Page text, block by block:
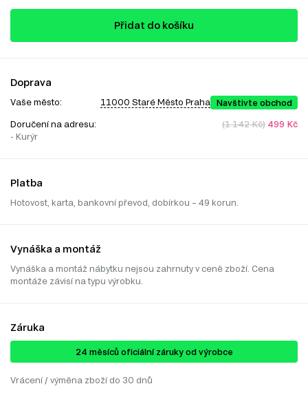
Přidat do košíku
Doprava
Vaše město: 11000 Staré Město Praha Navštivte obchod
Doručení na adresu:
- Kurýr
(1 142 Kč) 499 Kč
Platba
Hotovost, karta, bankovní převod, dobírkou – 49 korun.
Vynáška a montáž
Vynáška a montáž nábytku nejsou zahrnuty v ceně zboží. Cena
montáže závisí na typu výrobku.
Záruka
24 ​​​​měsíců oficiální záruky od výrobce
Vrácení / výměna zboží do 30 dnů